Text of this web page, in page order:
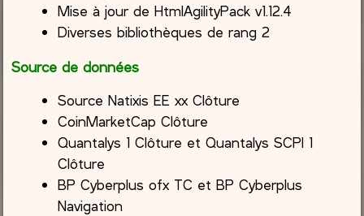
Mise à jour de HtmlAgilityPack v1.12.4
Diverses bibliothèques de rang 2
Source de données
Source Natixis EE xx Clôture
CoinMarketCap Clôture
Quantalys 1 Clôture et Quantalys SCPI 1
Clôture
BP Cyberplus ofx TC et BP Cyberplus
Navigation